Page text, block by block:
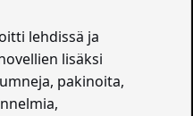
lehdissä ja
lisäksi
pakinoita,